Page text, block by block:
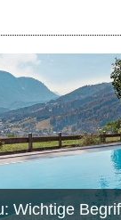
Wichtige